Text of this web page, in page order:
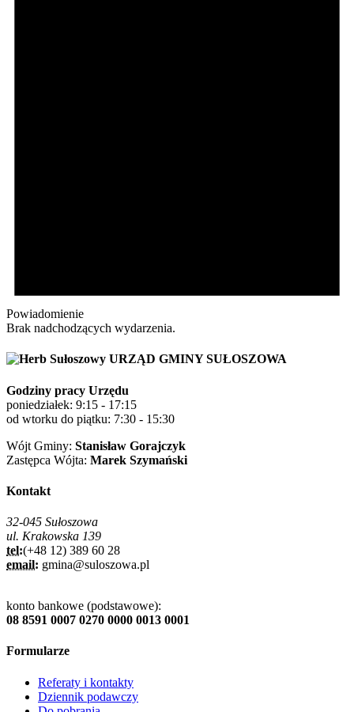
Powiadomienie
Brak nadchodzących wydarzenia.
URZĄD GMINY SUŁOSZOWA
Godziny pracy Urzędu
poniedziałek: 9:15 - 17:15
od wtorku do piątku: 7:30 - 15:30
Wójt Gminy: Stanisław Gorajczyk
Zastępca Wójta: Marek Szymański
Kontakt
32-045 Sułoszowa
ul. Krakowska 139
tel:(+48 12) 389 60 28
email: gmina@suloszowa.pl
konto bankowe (podstawowe):
08 8591 0007 0270 0000 0013 0001
Formularze
Referaty i kontakty
Dziennik podawczy